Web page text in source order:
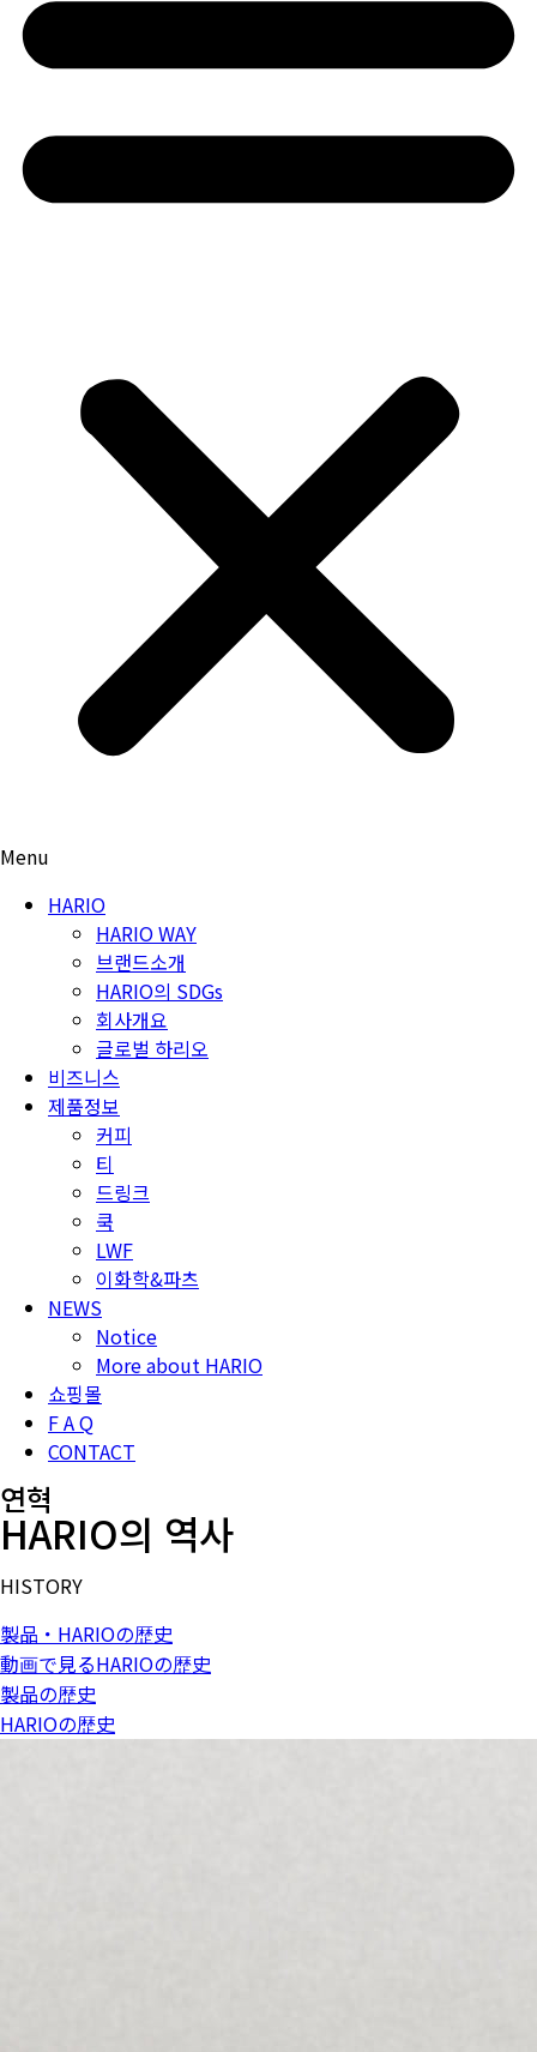
Menu
HARIO
HARIO WAY
브랜드소개
HARIO의 SDGs
회사개요
글로벌 하리오
비즈니스
제품정보
커피
티
드링크
쿡
LWF
이화학&파츠
NEWS
Notice
More about HARIO
쇼핑몰
F A Q
CONTACT
연혁
HARIO의 역사
HISTORY
製品・HARIOの歴史
動画で見るHARIOの歴史
製品の歴史
HARIOの歴史